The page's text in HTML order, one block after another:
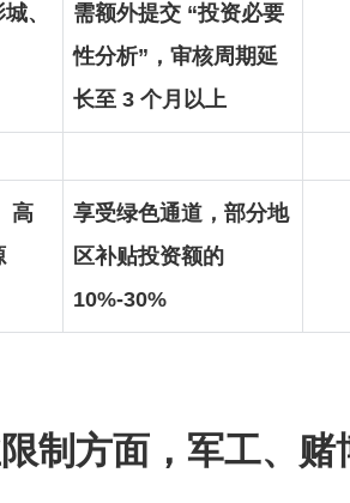
、
需额外提交 “投资必要
性分析”，审核周期延
长至 3 个月以上
高
享受绿色通道，部分地
区补贴投资额的
10%-30%
制方面，军工、